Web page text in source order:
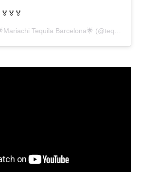
Tequila Barcelona🌟 (@tequilabcn) on